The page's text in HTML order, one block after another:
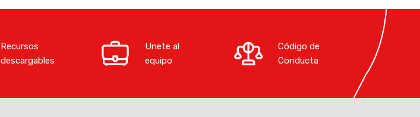
Recursos
descargables
Unete al
equipo
Código de
Conducta